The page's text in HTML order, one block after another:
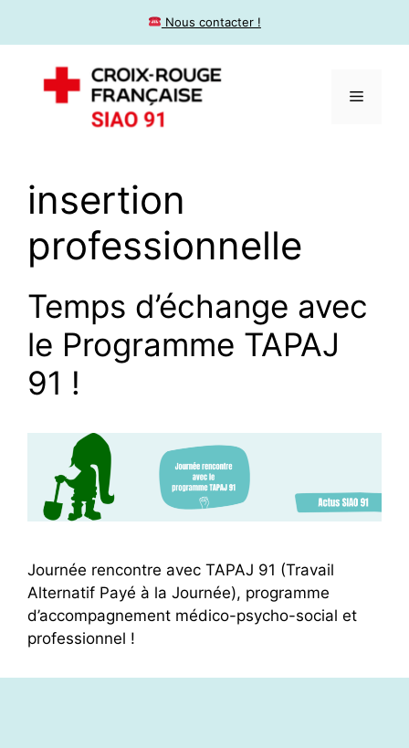
​ Nous contacter !
insertion
professionnelle
Temps d’échange avec
le Programme TAPAJ
91 !
Journée rencontre avec TAPAJ 91 (Travail
Alternatif Payé à la Journée), programme
d’accompagnement médico-psycho-social et
professionnel !